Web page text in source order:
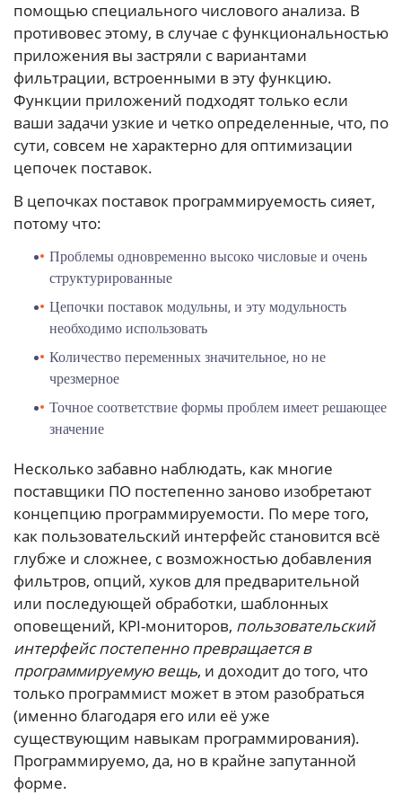
помощью специального числового анализа. В
противовес этому, в случае с функциональностью
приложения вы застряли с вариантами
фильтрации, встроенными в эту функцию.
Функции приложений подходят только если
ваши задачи узкие и четко определенные, что, по
сути, совсем не характерно для оптимизации
цепочек поставок.
В цепочках поставок программируемость сияет,
потому что:
Проблемы одновременно высоко числовые и очень
структурированные
Цепочки поставок модульны, и эту модульность
необходимо использовать
Количество переменных значительное, но не
чрезмерное
Точное соответствие формы проблем имеет решающее
значение
Несколько забавно наблюдать, как многие
поставщики ПО постепенно заново изобретают
концепцию программируемости. По мере того,
как пользовательский интерфейс становится всё
глубже и сложнее, с возможностью добавления
фильтров, опций, хуков для предварительной
или последующей обработки, шаблонных
оповещений, KPI-мониторов, пользовательский
интерфейс постепенно превращается в
программируемую вещь, и доходит до того, что
только программист может в этом разобраться
(именно благодаря его или её уже
существующим навыкам программирования).
Программируемо, да, но в крайне запутанной
форме.